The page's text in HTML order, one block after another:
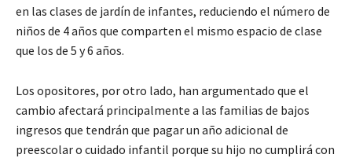
en las clases de jardín de infantes, reduciendo el número de
niños de 4 años que comparten el mismo espacio de clase
que los de 5 y 6 años.
Los opositores, por otro lado, han argumentado que el
cambio afectará principalmente a las familias de bajos
ingresos que tendrán que pagar un año adicional de
preescolar o cuidado infantil porque su hijo no cumplirá con